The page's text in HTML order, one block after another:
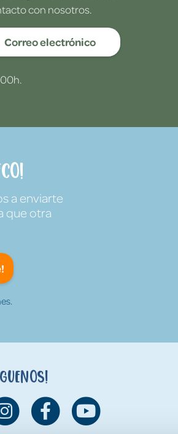
con nosotros.
Correo electrónico
a enviarte
que otra